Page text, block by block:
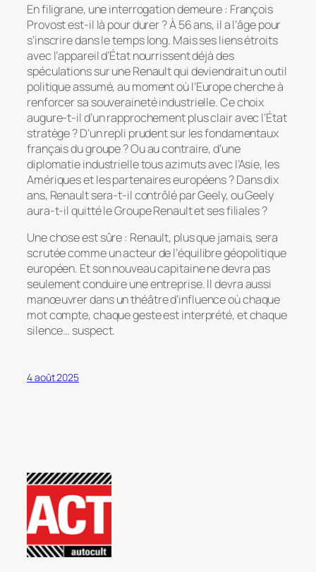
En filigrane, une interrogation demeure : François
Provost est-il là pour durer ? À 56 ans, il a l’âge pour
s’inscrire dans le temps long. Mais ses liens étroits
avec l’appareil d’État nourrissent déjà des
spéculations sur une Renault qui deviendrait un outil
politique assumé, au moment où l’Europe cherche à
renforcer sa souveraineté industrielle. Ce choix
augure-t-il d’un rapprochement plus clair avec l’État
stratège ? D’un repli prudent sur les fondamentaux
français du groupe ? Ou au contraire, d’une
diplomatie industrielle tous azimuts avec l’Asie, les
Amériques et les partenaires européens ? Dans dix
ans, Renault sera-t-il contrôlé par Geely, ou Geely
aura-t-il quitté le Groupe Renault et ses filiales ?
Une chose est sûre : Renault, plus que jamais, sera
scrutée comme un acteur de l’équilibre géopolitique
européen. Et son nouveau capitaine ne devra pas
seulement conduire une entreprise. Il devra aussi
manœuvrer dans un théâtre d’influence où chaque
mot compte, chaque geste est interprété, et chaque
silence… suspect.
4 août 2025